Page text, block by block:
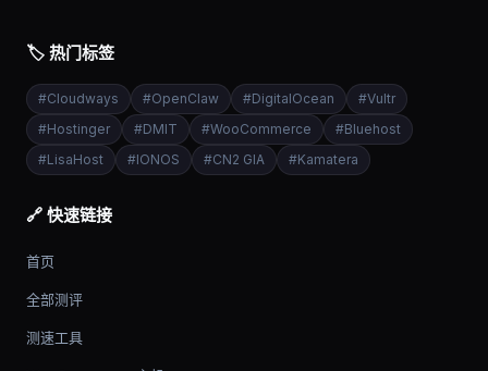
🏷️ 热门标签
#Cloudways #OpenClaw #DigitalOcean #Vultr
#Hostinger #DMIT #WooCommerce #Bluehost
#LisaHost #IONOS #CN2 GIA #Kamatera
🔗 快速链接
首页
全部测评
测速工具